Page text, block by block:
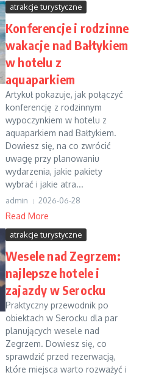
atrakcje turystyczne
Konferencje i rodzinne
wakacje nad Bałtykiem
w hotelu z
aquaparkiem
Artykuł pokazuje, jak połączyć
konferencję z rodzinnym
wypoczynkiem w hotelu z
aquaparkiem nad Bałtykiem.
Dowiesz się, na co zwrócić
uwagę przy planowaniu
wydarzenia, jakie pakiety
wybrać i jakie atra...
admin 2026-06-28
Read More
atrakcje turystyczne
Wesele nad Zegrzem:
najlepsze hotele i
zajazdy w Serocku
Praktyczny przewodnik po
obiektach w Serocku dla par
planujących wesele nad
Zegrzem. Dowiesz się, co
sprawdzić przed rezerwacją,
które miejsca warto rozważyć i